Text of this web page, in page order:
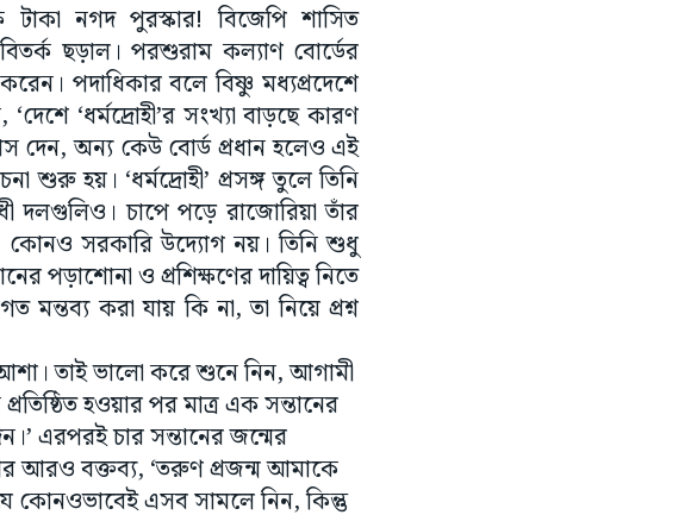
টাকা নগদ পুরস্কার! বিজেপি শাসিত
ছড়াল। পরশুরাম কল্যাণ বোর্ডের
পদাধিকার বলে বিষ্ণু মধ্যপ্রদেশে
‘ধর্মদ্রোহী’র সংখ্যা বাড়ছে কারণ
দেন, অন্য কেউ বোর্ড প্রধান হলেও এই
শুরু হয়। ‘ধর্মদ্রোহী’ প্রসঙ্গ তুলে তিনি
দলগুলিও। চাপে পড়ে রাজোরিয়া তাঁর
কোনও সরকারি উদ্যোগ নয়। তিনি শুধু
পড়াশোনা ও প্রশিক্ষণের দায়িত্ব নিতে
মন্তব্য করা যায় কি না, তা নিয়ে প্রশ্ন
তাই ভালো করে শুনে নিন, আগামী
হওয়ার পর মাত্র এক সন্তানের
এরপরই চার সন্তানের জন্মের
আরও বক্তব্য, ‘তরুণ প্রজন্ম আমাকে
কোনওভাবেই এসব সামলে নিন, কিন্তু